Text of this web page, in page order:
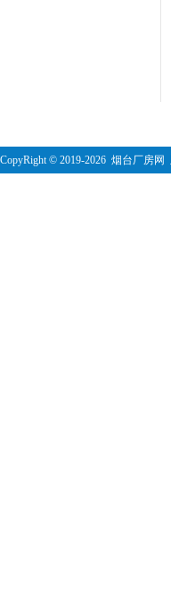
CopyRight© 2019-2026 烟台厂房网